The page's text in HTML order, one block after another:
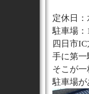
定休日
駐車場：
四日市
手に第一
そこが
駐車場が